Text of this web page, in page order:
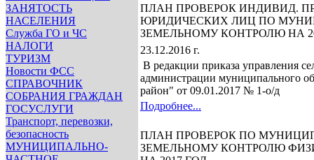
ЗАНЯТОСТЬ
НАСЕЛЕНИЯ
Служба ГО и ЧС
НАЛОГИ
ТУРИЗМ
Новости ФСС
СПРАВОЧНИК
СОБРАНИЯ ГРАЖДАН
ГОСУСЛУГИ
Транспорт, перевозки,
безопасность
МУНИЦИПАЛЬНО-
ПЛАН ПРОВЕРОК ИНДИВИД.
ЮРИДИЧЕСКИХ ЛИЦ ПО
ЗЕМЕЛЬНОМУ КОНТРОЛЮ НА
23.12.2016 г.
В редакции приказа управления
администрации муниципального
район" от 09.01.2017 № 1-о/д
Подробнее...
ПЛАН ПРОВЕРОК ПО
ЗЕМЕЛЬНОМУ КОНТРОЛЮ